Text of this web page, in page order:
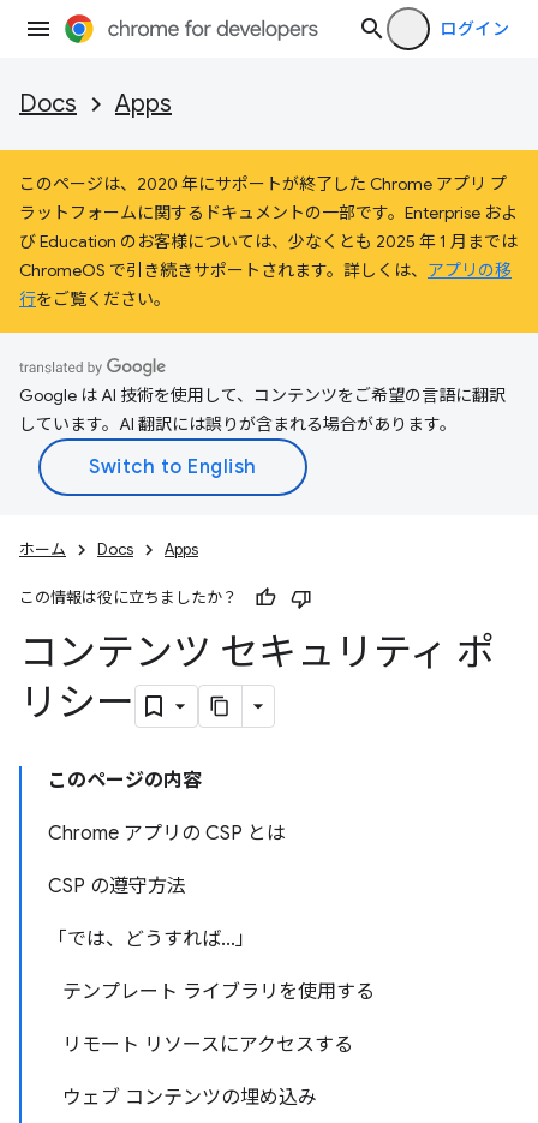
ログイン
Docs Apps
このページは、2020 年にサポートが終了した Chrome アプリ プ
ラットフォームに関するドキュメントの一部です。Enterprise およ
び Education のお客様については、少なくとも 2025 年 1 月までは
ChromeOS で引き続きサポートされます。詳しくは、 アプリの移
行をご覧ください。
Google は AI 技術を使用して、コンテンツをご希望の言語に翻訳
しています。AI 翻訳には誤りが含まれる場合があります。
ホーム Docs Apps
この情報は役に立ちましたか？
コンテンツ セキュリティ ポ
リシー
このページの内容
Chrome アプリの CSP とは
CSP の遵守方法
「では、どうすれば...」
テンプレート ライブラリを使用する
リモート リソースにアクセスする
ウェブ コンテンツの埋め込み